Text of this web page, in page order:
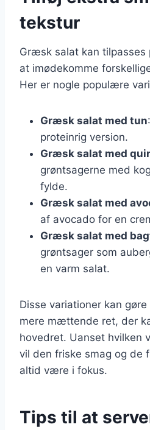
tekstur
Græsk salat kan tilpasses
at imødekomme
Her er nogle populære
Græsk salat med tun
proteinrig version.
Græsk salat med
grøntsagerne med
fylde.
Græsk salat med
af avocado for en
Græsk salat med
grøntsager som
en varm salat.
Disse variationer kan
mere mættende ret, der
hovedret. Uanset hvilken
vil den friske smag og de
altid være i fokus.
Tips til at